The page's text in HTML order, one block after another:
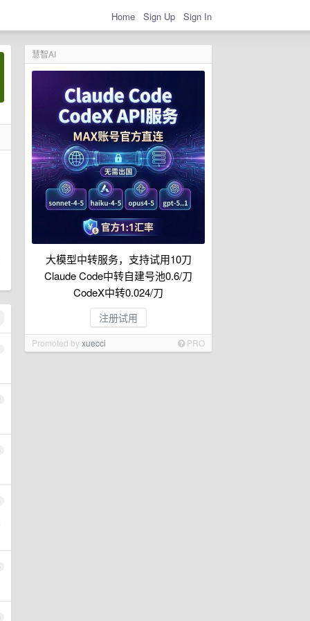
Home Sign Up Sign In
慧智AI
大模型中转服务，支持试用10刀
Claude Code中转自建号池0.6/刀
CodeX中转0.024/刀
注册试用
Promoted byxuecci PRO